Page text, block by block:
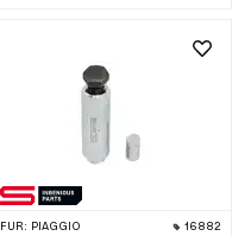
FÜR: PIAGGIO 16882